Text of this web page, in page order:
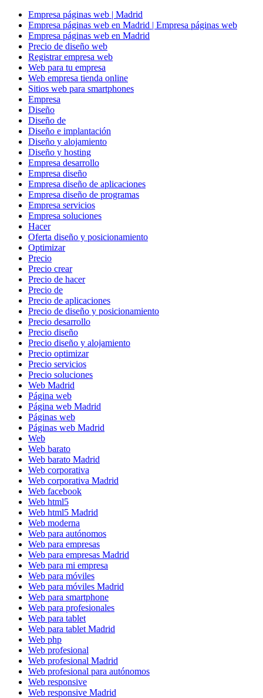
Empresa páginas web | Madrid
Empresa páginas web en Madrid | Empresa páginas web
Empresa páginas web en Madrid
Precio de diseño web
Registrar empresa web
Web para tu empresa
Web empresa tienda online
Sitios web para smartphones
Empresa
Diseño
Diseño de
Diseño e implantación
Diseño y alojamiento
Diseño y hosting
Empresa desarrollo
Empresa diseño
Empresa diseño de aplicaciones
Empresa diseño de programas
Empresa servicios
Empresa soluciones
Hacer
Oferta diseño y posicionamiento
Optimizar
Precio
Precio crear
Precio de hacer
Precio de
Precio de aplicaciones
Precio de diseño y posicionamiento
Precio desarrollo
Precio diseño
Precio diseño y alojamiento
Precio optimizar
Precio servicios
Precio soluciones
Web Madrid
Página web
Página web Madrid
Páginas web
Páginas web Madrid
Web
Web barato
Web barato Madrid
Web corporativa
Web corporativa Madrid
Web facebook
Web html5
Web html5 Madrid
Web moderna
Web para autónomos
Web para empresas
Web para empresas Madrid
Web para mi empresa
Web para móviles
Web para móviles Madrid
Web para smartphone
Web para profesionales
Web para tablet
Web para tablet Madrid
Web php
Web profesional
Web profesional Madrid
Web profesional para autónomos
Web responsive
Web responsive Madrid